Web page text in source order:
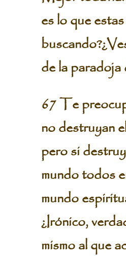
es lo que estas
de la paradoja
67 Te
no destruyan
pero si
mundo todos
mundo
¿Irónico,
mismo al que